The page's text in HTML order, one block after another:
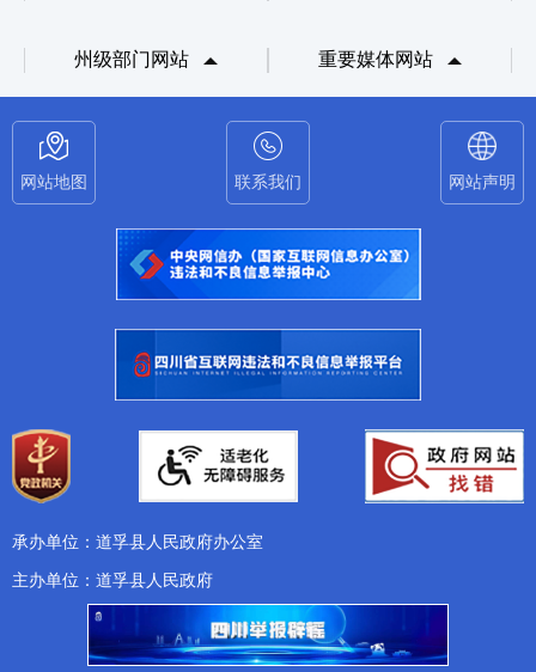
州级部门网站 重要媒体网站
网站地图 联系我们 网站声明
承办单位：道孚县人民政府办公室
主办单位：道孚县人民政府